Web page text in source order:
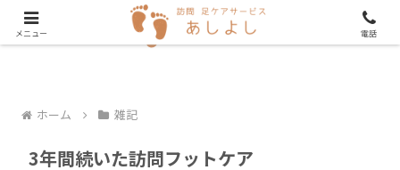
ホーム 雑記
3年間続いた訪問フットケア
メニュー 電話